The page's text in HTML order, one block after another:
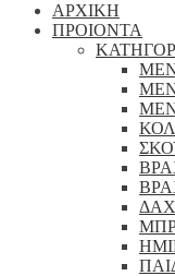
ΑΡΧΙΚΗ
ΠΡΟΙΟΝΤΑ